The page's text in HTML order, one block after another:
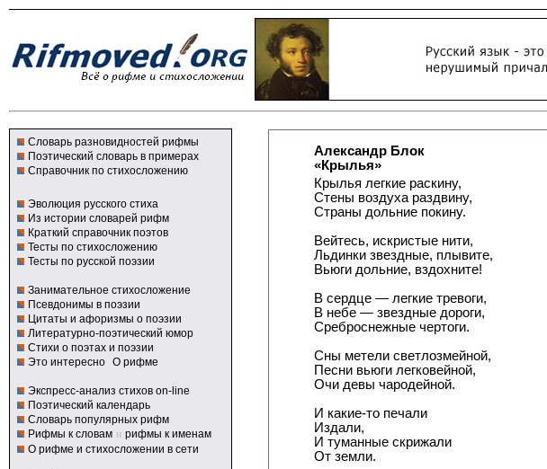
Словарь разновидностей рифмы
Поэтический словарь в примерах
Справочник по стихосложению
Эволюция русского стиха
Из истории словарей рифм
Краткий справочник поэтов
Тесты по стихосложению
Тесты по русской поэзии
Занимательное стихосложение
Псевдонимы в поэзии
Цитаты и афоризмы о поэзии
Литературно-поэтический юмор
Стихи о поэтах и поэзии
Это интересно О рифме
Экспресс-анализ стихов on-line
Поэтический календарь
Словарь популярных рифм
Рифмы к словам и рифмы к именам
О рифме и стихосложении в сети
Александр Блок
«Крылья»
Крылья легкие раскину,
Стены воздуха раздвину,
Страны дольние покину.
Вейтесь, искристые нити,
Льдинки звездные, плывите,
Вьюги дольние, вздохните!
В сердце — легкие тревоги,
В небе — звездные дороги,
Среброснежные чертоги.
Сны метели светлозмейной,
Песни вьюги легковейной,
Очи девы чародейной.
И какие-то печали
Издали,
И туманные скрижали
От земли.